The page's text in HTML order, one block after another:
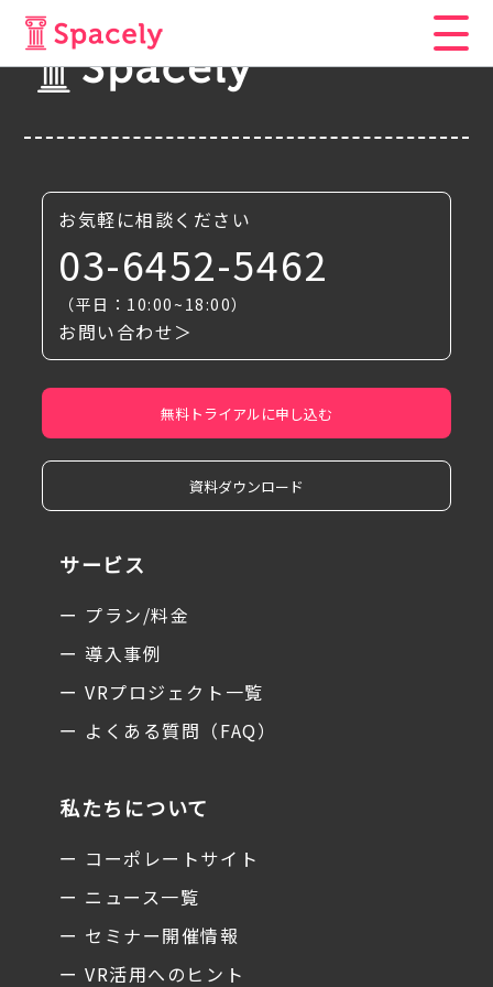
お気軽に相談ください
03-6452-5462
（平日：10:00~18:00）
お問い合わせ＞
無料トライアルに申し込む
資料ダウンロード
サービス
ー プラン/料金
ー 導入事例
ー VRプロジェクト一覧
ー よくある質問（FAQ）
私たちについて
ー コーポレートサイト
ー ニュース一覧
ー セミナー開催情報
ー VR活用へのヒント